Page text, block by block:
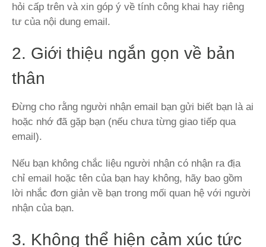
hỏi cấp trên và xin góp ý về tính công khai hay riêng
tư của nội dung email.
2. Giới thiệu ngắn gọn về bản
thân
Đừng cho rằng người nhận email bạn gửi biết bạn là ai
hoặc nhớ đã gặp bạn (nếu chưa từng giao tiếp qua
email).
Nếu bạn không chắc liệu người nhận có nhận ra địa
chỉ email hoặc tên của bạn hay không, hãy bao gồm
lời nhắc đơn giản về bạn trong mối quan hệ với người
nhận của bạn.
3. Không thể hiện cảm xúc tức